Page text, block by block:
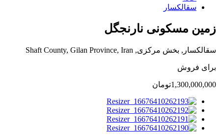
سقالکسار
زمین مسکونی نارنجگل
سقالکسار, بخش مرکزی, Shaft County, Gilan Province, Iran
برای فروش
1,300,000,000تومان